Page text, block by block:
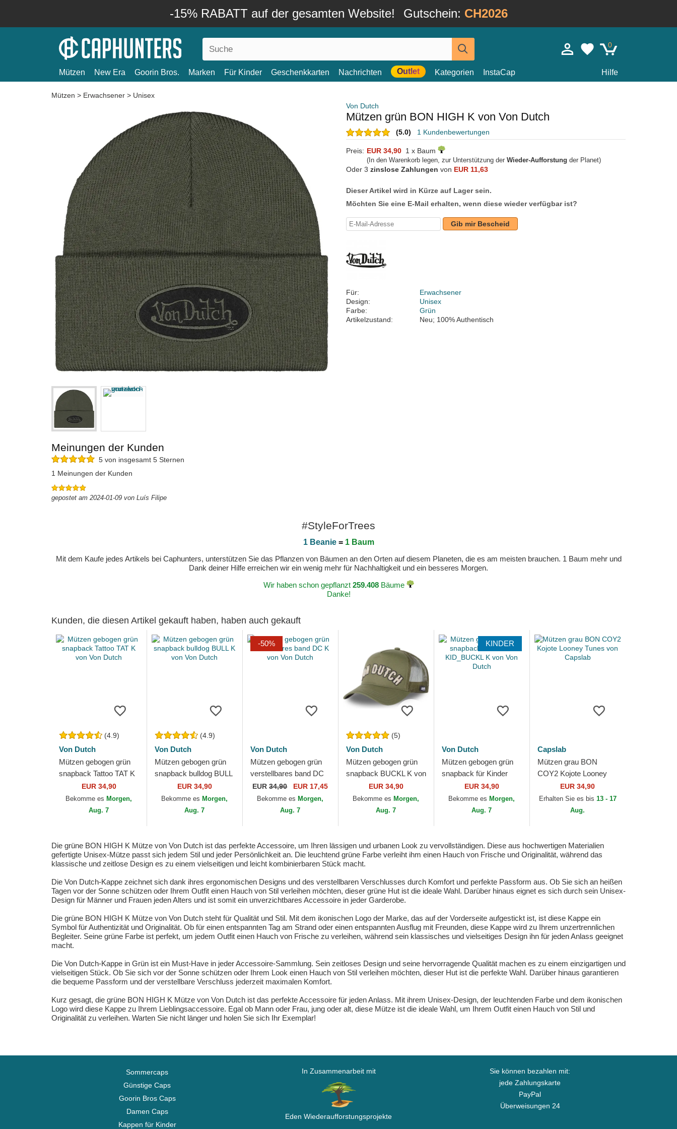
-15% RABATT auf der gesamten Website! Gutschein: CH2026
0
Mützen New Era Goorin Bros. Marken Für Kinder Geschenkkarten Nachrichten Outlet Kategorien InstaCap Hilfe
Mützen > Erwachsener > Unisex
Von Dutch
Mützen grün BON HIGH K von Von Dutch
(5.0) 1 Kundenbewertungen
Preis: EUR 34,90 1 x Baum
(In den Warenkorb legen, zur Unterstützung der Wieder-Aufforstung der Planet)
Oder 3 zinslose Zahlungen von EUR 11,63
Dieser Artikel wird in Kürze auf Lager sein.
Möchten Sie eine E-Mail erhalten, wenn diese wieder verfügbar ist?
Gib mir Bescheid
Für:
Erwachsener
Design:
Unisex
Farbe:
Grün
Artikelzustand:
Neu; 100% Authentisch
Meinungen der Kunden
5 von insgesamt 5 Sternen
1 Meinungen der Kunden
gepostet am 2024-01-09 von Luís Filipe
#StyleForTrees
1 Beanie= 1 Baum
Mit dem Kaufe jedes Artikels bei Caphunters, unterstützen Sie das Pflanzen von Bäumen an den Orten auf diesem Planeten, die es am meisten brauchen. 1 Baum mehr und
Dank deiner Hilfe erreichen wir ein wenig mehr für Nachhaltigkeit und ein besseres Morgen.
Wir haben schon gepflanzt 259.408Bäume
Danke!
Kunden, die diesen Artikel gekauft haben, haben auch gekauft
(4.9)
Von Dutch
Mützen gebogen grün
snapback Tattoo TAT K
von Von Dutch
EUR 34,90
Bekomme es Morgen,
Aug. 7
(4.9)
Von Dutch
Mützen gebogen grün
snapback bulldog BULL
K von Von Dutch
EUR 34,90
Bekomme es Morgen,
Aug. 7
-50%
Von Dutch
Mützen gebogen grün
verstellbares band DC
K von Von Dutch
EUR34,90 EUR 17,45
Bekomme es Morgen,
Aug. 7
(5)
Von Dutch
Mützen gebogen grün
snapback BUCKL K von
Von DutchEUR 34,90
Bekomme es Morgen,
Aug. 7
KINDER
Von Dutch
Mützen gebogen grün
snapback für Kinder
KID_BUCKL K von Von
Dutch
EUR 34,90
Bekomme es Morgen,
Aug. 7
Capslab
Mützen grau BON
COY2 Kojote Looney
Tunes von Capslab
EUR 34,90
Erhalten Sie es bis 13 - 17
Aug.
Die grüne BON HIGH K Mütze von Von Dutch ist das perfekte Accessoire, um Ihren lässigen und urbanen Look zu vervollständigen. Diese aus hochwertigen Materialien
gefertigte Unisex-Mütze passt sich jedem Stil und jeder Persönlichkeit an. Die leuchtend grüne Farbe verleiht ihm einen Hauch von Frische und Originalität, während das
klassische und zeitlose Design es zu einem vielseitigen und leicht kombinierbaren Stück macht.
Die Von Dutch-Kappe zeichnet sich dank ihres ergonomischen Designs und des verstellbaren Verschlusses durch Komfort und perfekte Passform aus. Ob Sie sich an heißen
Tagen vor der Sonne schützen oder Ihrem Outfit einen Hauch von Stil verleihen möchten, dieser grüne Hut ist die ideale Wahl. Darüber hinaus eignet es sich durch sein Unisex-
Design für Männer und Frauen jeden Alters und ist somit ein unverzichtbares Accessoire in jeder Garderobe.
Die grüne BON HIGH K Mütze von Von Dutch steht für Qualität und Stil. Mit dem ikonischen Logo der Marke, das auf der Vorderseite aufgestickt ist, ist diese Kappe ein
Symbol für Authentizität und Originalität. Ob für einen entspannten Tag am Strand oder einen entspannten Ausflug mit Freunden, diese Kappe wird zu Ihrem unzertrennlichen
Begleiter. Seine grüne Farbe ist perfekt, um jedem Outfit einen Hauch von Frische zu verleihen, während sein klassisches und vielseitiges Design ihn für jeden Anlass geeignet
macht.
Die Von Dutch-Kappe in Grün ist ein Must-Have in jeder Accessoire-Sammlung. Sein zeitloses Design und seine hervorragende Qualität machen es zu einem einzigartigen und
vielseitigen Stück. Ob Sie sich vor der Sonne schützen oder Ihrem Look einen Hauch von Stil verleihen möchten, dieser Hut ist die perfekte Wahl. Darüber hinaus garantieren
die bequeme Passform und der verstellbare Verschluss jederzeit maximalen Komfort.
Kurz gesagt, die grüne BON HIGH K Mütze von Von Dutch ist das perfekte Accessoire für jeden Anlass. Mit ihrem Unisex-Design, der leuchtenden Farbe und dem ikonischen
Logo wird diese Kappe zu Ihrem Lieblingsaccessoire. Egal ob Mann oder Frau, jung oder alt, diese Mütze ist die ideale Wahl, um Ihrem Outfit einen Hauch von Stil und
Originalität zu verleihen. Warten Sie nicht länger und holen Sie sich Ihr Exemplar!
Sommercaps
Günstige Caps
Goorin Bros Caps
Damen Caps
Kappen für Kinder
In Zusammenarbeit mit
Eden Wiederaufforstungsprojekte
Sie können bezahlen mit:
jede Zahlungskarte
PayPal
Überweisungen 24